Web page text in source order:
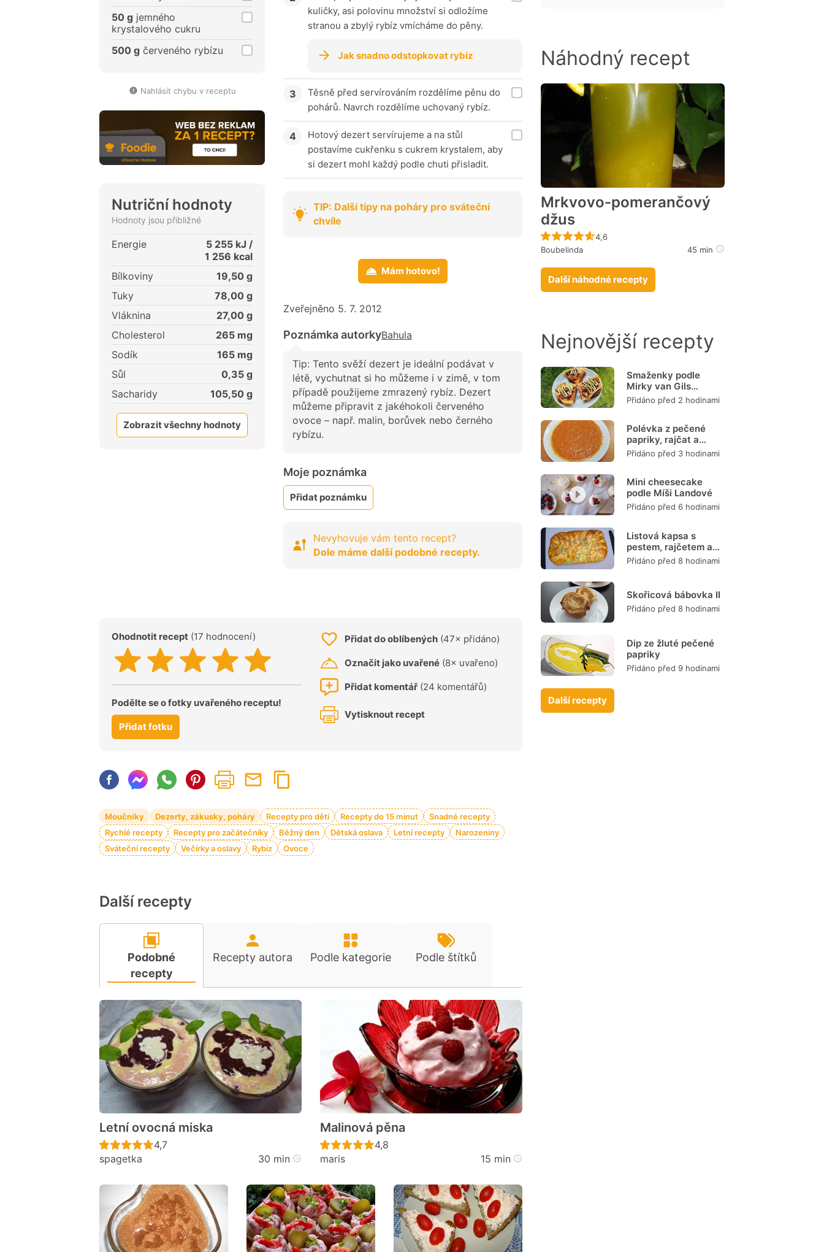
50 g jemného
krystalového cukru
500 g červeného rybízu
Nahlásit chybu v receptu
Nutriční hodnoty
Hodnoty jsou přibližné
Energie 5 255 kJ /
1 256 kcal
Bílkoviny
19,50 g
Tuky
78,00 g
Vláknina
27,00 g
Cholesterol
265 mg
Sodík
165 mg
Sůl
0,35 g
Sacharidy
105,50 g
Zobrazit všechny hodnoty
kuličky, asi polovinu množství si odložíme
stranou a zbylý rybíz vmícháme do pěny.
Jak snadno odstopkovat rybíz
Těsně před servírováním rozdělíme pěnu do
pohárů. Navrch rozdělíme uchovaný rybíz.
Hotový dezert servírujeme a na stůl
postavíme cukřenku s cukrem krystalem, aby
si dezert mohl každý podle chuti přisladit.
TIP: Další tipy na poháry pro sváteční
chvíle
Mám hotovo!
Zveřejněno 5. 7. 2012
Poznámka autorkyBahula
Tip: Tento svěží dezert je ideální podávat v
létě, vychutnat si ho můžeme i v zimě, v tom
případě použijeme zmrazený rybíz. Dezert
můžeme připravit z jakéhokoli červeného
ovoce – např. malin, borůvek nebo černého
rybízu.
Moje poznámka
Přidat poznámku
Nevyhovuje vám tento recept?
Dole máme další podobné recepty.
Ohodnotit recept (17 hodnocení)
Podělte se o fotky uvařeného receptu!
Přidat fotku
Přidat do oblíbených (47× přidáno)
Označit jako uvařené (8× uvařeno)
Přidat komentář (24 komentářů)
Vytisknout recept
Moučníky Dezerty, zákusky, poháry Recepty pro děti Recepty do 15 minut
Snadné recepty
Rychlé recepty
Recepty pro začátečníky Běžný den Dětská oslava Letní recepty
Narozeniny
Sváteční recepty
Večírky a oslavy Rybíz Ovoce
Další recepty
Podobné
recepty
Recepty autora Podle kategorie Podle štítků
Letní ovocná miska
Recept ještě nebyl hodnocen
4,7
spagetka
30 min
Malinová pěna
Recept ještě nebyl hodnocen
4,8
maris
15 min
Náhodný recept
Mrkvovo-pomerančový
džus
Recept ještě nebyl hodnocen
4,6
Boubelinda
45 min
Další náhodné recepty
Nejnovější recepty
Smaženky podle
Mirky van Gils
Slavíkové
Přidáno před 2 hodinami
Polévka z pečené
papriky, rajčat a
mrkve
Přidáno před 3 hodinami
Mini cheesecake
podle Míši Landové
Přidáno před 6 hodinami
Listová kapsa s
pestem, rajčetem a
mozzarellou
Přidáno před 8 hodinami
Skořicová bábovka II
Přidáno před 8 hodinami
Dip ze žluté pečené
papriky
Přidáno před 9 hodinami
Další recepty